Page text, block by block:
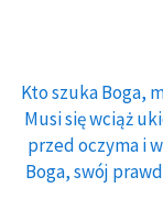
Kto szuka Boga,
Musi się wciąż
przed oczyma i
Boga, swój